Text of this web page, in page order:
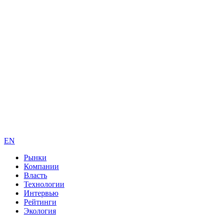
EN
Рынки
Компании
Власть
Технологии
Интервью
Рейтинги
Экология